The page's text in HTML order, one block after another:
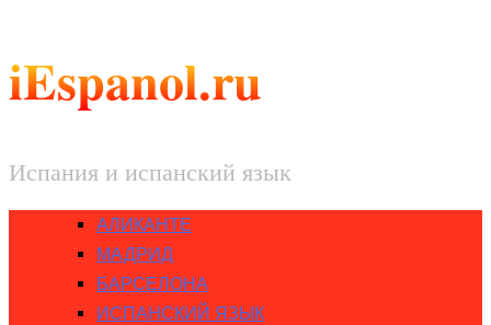
iEspanol.ru
Испания и испанский язык
АЛИКАНТЕ
МАДРИД
БАРСЕЛОНА
ИСПАНСКИЙ ЯЗЫК